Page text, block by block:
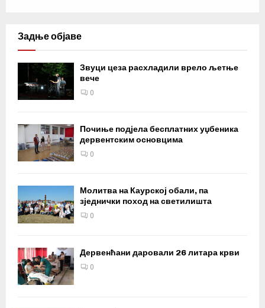
Задње објаве
Звуци цеза расхладили врело љетње
вече
0
Почиње подјела бесплатних уџбеника
дервентским основцима
0
Молитва на Каурској обали, па
зједнички поход на светилишта
0
Дервенћани даровали 26 литара крви
0